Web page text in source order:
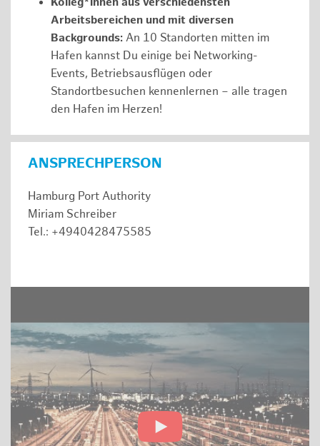
Arbeitsbereichen und mit diversen
Backgrounds: An 10 Standorten mitten im
Hafen kannst Du einige bei Networking-
Events, Betriebsausflügen oder
Standortbesuchen kennenlernen – alle tragen
den Hafen im Herzen!
ANSPRECHPERSON
Hamburg Port Authority
Miriam Schreiber
Tel.: +4940428475585